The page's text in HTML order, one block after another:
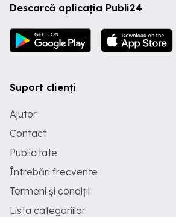
Descarcă aplicația Publi24
Suport clienți
Ajutor
Contact
Publicitate
Întrebări frecvente
Termeni și condiții
Lista categoriilor